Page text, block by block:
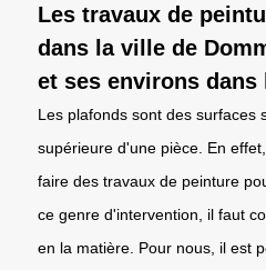
Les travaux de
dans la ville de
et ses environs dans
Les plafonds sont des surfaces
supérieure d'une pièce. En
faire des travaux de peinture
ce genre d'intervention, il faut
en la matière. Pour nous, il est